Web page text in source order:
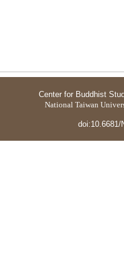
Center for Buddhist
National Taiwan
doi:10.6681/